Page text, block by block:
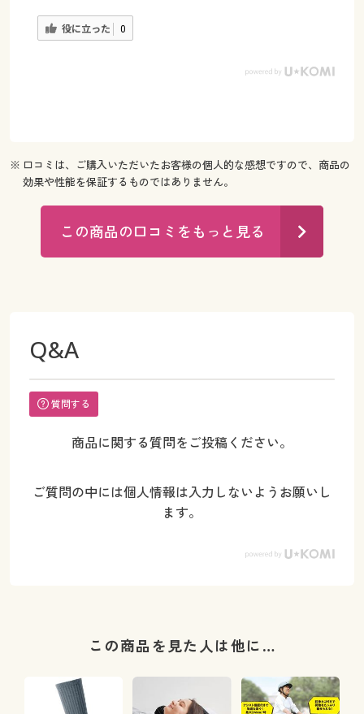
役に立った 0
※ 口コミは、ご購入いただいたお客様の個人的な感想ですので、商品の
効果や性能を保証するものではありません。
この商品の口コミをもっと見る
Q&A
質問する
商品に関する質問をご投稿ください。
ご質問の中には個人情報は入力しないようお願いし
ます。
この商品を見た人は他に…